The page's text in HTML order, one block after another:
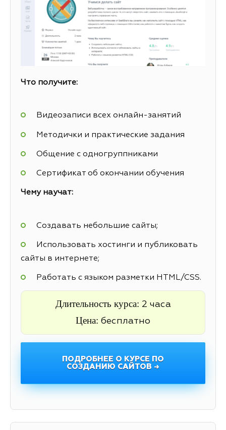
Что получите:
Видеозаписи всех онлайн-занятий
Методички и практические задания
Общение с одногруппниками
Сертификат об окончании обучения
Чему научат:
Создавать небольшие сайты;
Использовать хостинги и публиковать
сайты в интернете;
Работать с языком разметки HTML/CSS.
Длительность курса: 2 часа
Цена: бесплатно
ПОДРОБНЕЕ О КУРСЕ ПО
СОЗДАНИЮ САЙТОВ →